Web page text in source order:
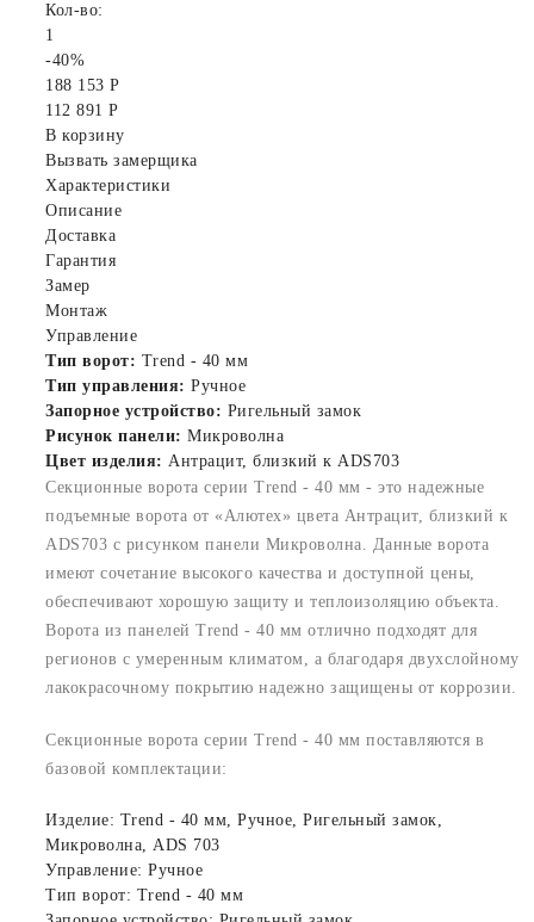
Кол-во:
1
-40%
188 153 Р
112 891 Р
В корзину
Вызвать замерщика
Характеристики
Описание
Доставка
Гарантия
Замер
Монтаж
Управление
Тип ворот: Trend - 40 мм
Тип управления: Ручное
Запорное устройство: Ригельный замок
Рисунок панели: Микроволна
Цвет изделия: Антрацит, близкий к ADS703
Секционные ворота серии Trend - 40 мм - это надежные
подъемные ворота от «Алютех» цвета Антрацит, близкий к
ADS703 с рисунком панели Микроволна. Данные ворота
имеют сочетание высокого качества и доступной цены,
обеспечивают хорошую защиту и теплоизоляцию объекта.
Ворота из панелей Trend - 40 мм отлично подходят для
регионов с умеренным климатом, а благодаря двухслойному
лакокрасочному покрытию надежно защищены от коррозии.
Секционные ворота серии Trend - 40 мм поставляются в
базовой комплектации:
Изделие: Trend - 40 мм, Ручное, Ригельный замок,
Микроволна, ADS 703
Управление: Ручное
Тип ворот: Trend - 40 мм